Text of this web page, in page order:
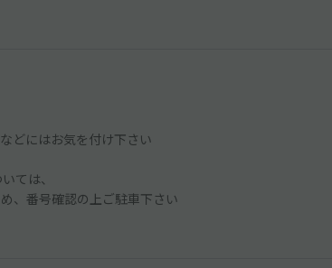
どにはお気を付け下さい
ては、
、番号確認の上ご駐車下さい